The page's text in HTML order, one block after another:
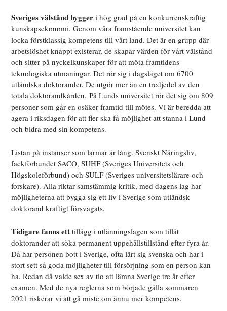
Sveriges välstånd bygger i hög grad på en konkurrenskraftig
kunskapsekonomi. Genom våra framstående universitet kan
locka förstklassig kompetens till vårt land. Det är en grupp där
arbetslöshet knappt existerar, de skapar värden för vårt välstånd
och sitter på nyckelkunskaper för att möta framtidens
teknologiska utmaningar. Det rör sig i dagsläget om 6700
utländska doktorander. De utgör mer än en tredjedel av den
totala doktorandkården. På Lunds universitet rör det sig om 809
personer som går en osäker framtid till mötes. Vi är beredda att
agera i riksdagen för att fler ska få möjlighet att stanna i Lund
och bidra med sin kompetens.
Listan på instanser som larmar är lång. Svenskt Näringsliv,
fackförbundet SACO, SUHF (Sveriges Universitets och
Högskoleförbund) och SULF (Sveriges universitetslärare och
forskare). Alla riktar samstämmig kritik, med dagens lag har
möjligheterna att bygga sig ett liv i Sverige som utländsk
doktorand kraftigt försvagats.
Tidigare fanns ett tillägg i utlänningslagen som tillät
doktorander att söka permanent uppehållstillstånd efter fyra år.
Då har personen bott i Sverige, ofta lärt sig svenska och har i
stort sett så goda möjligheter till försörjning som en person kan
ha. Redan då valde sex av tio att lämna Sverige tre år efter
examen. Med de nya reglerna som började gälla sommaren
2021 riskerar vi att gå miste om ännu mer kompetens.